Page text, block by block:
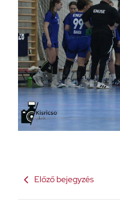
Előző bejegyzés